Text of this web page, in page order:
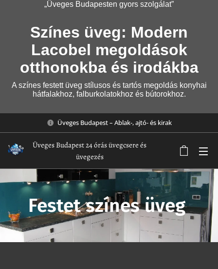
„Üveges Budapesten gyors szolgálat”
Színes üveg: Modern
Lacobel megoldások
otthonokba és irodákba
A színes festett üveg stílusos és tartós megoldás konyhai
hátfalakhoz, falburkolatokhoz és bútorokhoz.
Üveges Budapest – Ablak-, ajtó- és kirak
Üveges Budapest 24 órás üvegcsere és
üvegezés
Festet színes üveg